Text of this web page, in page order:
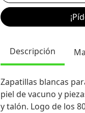
Descripción
Zapatillas blancas
piel de vacuno y
y talón. Logo de los